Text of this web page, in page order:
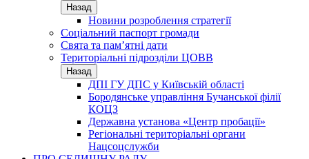
Назад
Новини розроблення стратегії
Соціальний паспорт громади
Свята та пам’ятні дати
Територіальні підрозділи ЦОВВ
Назад
ДПІ ГУ ДПС у Київській області
Бородянське управління Бучанської філії
КОЦЗ
Державна установа «Центр пробації»
Регіональні територіальні органи
Нацсоцслужби